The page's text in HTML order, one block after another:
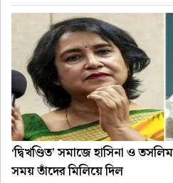
‘দ্বিখণ্ডিত’ সমাজে হাসিনা ও
সময় তাঁদের মিলিয়ে দিল